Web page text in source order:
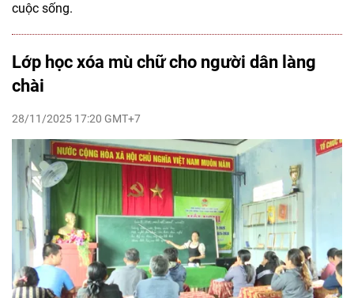
cuộc sống.
Lớp học xóa mù chữ cho người dân làng
chài
28/11/2025 17:20 GMT+7